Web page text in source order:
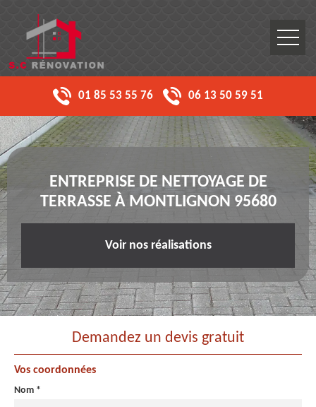
01 85 53 55 76 06 13 50 59 51
ENTREPRISE DE NETTOYAGE DE
TERRASSE À MONTLIGNON 95680
Voir nos réalisations
Demandez un devis gratuit
Vos coordonnées
Nom *